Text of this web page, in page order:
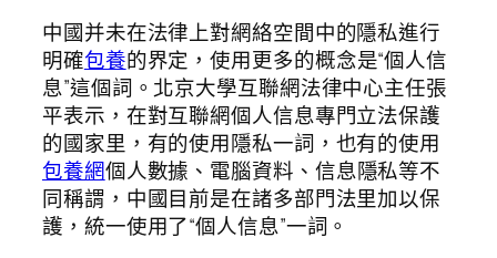
中國并未在法律上對網絡空間中的隱私進行
明確包養的界定，使用更多的概念是“個人信
息”這個詞。北京大學互聯網法律中心主任張
平表示，在對互聯網個人信息專門立法保護
的國家里，有的使用隱私一詞，也有的使用
包養網個人數據、電腦資料、信息隱私等不
同稱謂，中國目前是在諸多部門法里加以保
護，統一使用了“個人信息”一詞。